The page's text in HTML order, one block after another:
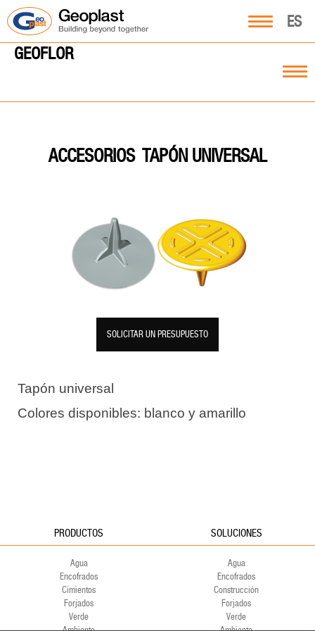
ES
GEOFLOR
ACCESORIOS TAPÓN UNIVERSAL
SOLICITAR UN PRESUPUESTO
Tapón universal
Colores disponibles: blanco y amarillo
PRODUCTOS
Agua
Encofrados
Cimientos
Forjados
Verde
SOLUCIONES
Agua
Encofrados
Construcción
Forjados
Verde